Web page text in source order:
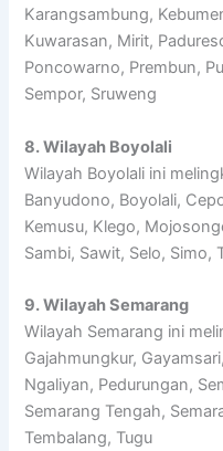
Karangsambung,
Kuwarasan, Mirit,
Poncowarno, Prembun,
Sempor, Sruweng
8. Wilayah Boyolali
Wilayah Boyolali ini
Banyudono, Boyolali,
Kemusu, Klego,
Sambi, Sawit, Selo, Simo,
9. Wilayah Semarang
Wilayah Semarang ini
Gajahmungkur,
Ngaliyan, Pedurungan,
Semarang Tengah,
Tembalang, Tugu